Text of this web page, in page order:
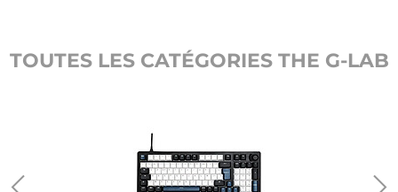
TOUTES LES CATÉGORIES THE G-LAB